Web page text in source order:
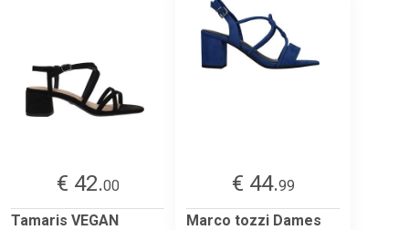
€ 42.00
Tamaris VEGAN
€ 44.99
Marco tozzi Dames